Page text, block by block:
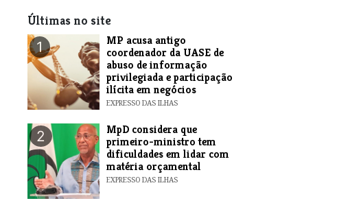
Últimas no site
1
MP acusa antigo
coordenador da UASE de
abuso de informação
privilegiada e participação
ilícita em negócios
EXPRESSO DAS ILHAS
2
MpD considera que
primeiro-ministro tem
dificuldades em lidar com
matéria orçamental
EXPRESSO DAS ILHAS